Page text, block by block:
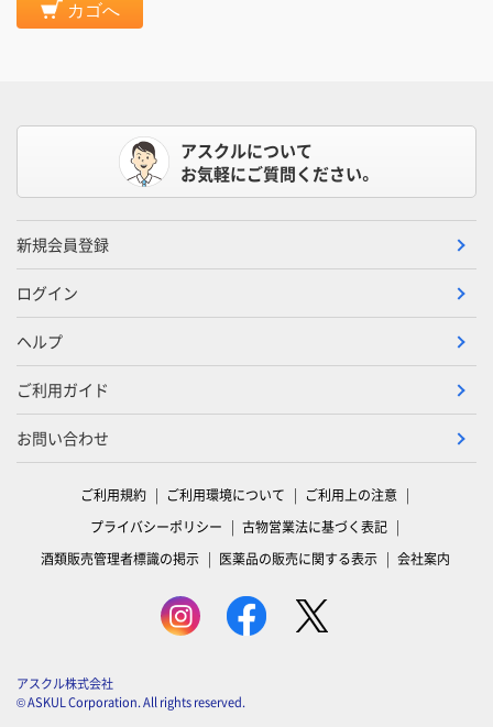
カゴへ
アスクルについて
お気軽にご質問ください。
新規会員登録
ログイン
ヘルプ
ご利用ガイド
お問い合わせ
ご利用規約 ご利用環境について
ご利用上の注意
プライバシーポリシー
古物営業法に基づく表記
酒類販売管理者標識の掲示
医薬品の販売に関する表示 会社案内
アスクル株式会社
© ASKUL Corporation. All rights reserved.